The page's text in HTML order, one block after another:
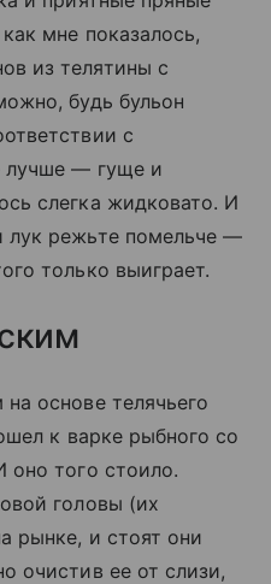
мне показалось,
из телятины с
будь бульон
с
лучше — гуще и
слегка жидковато. И
режьте помельче —
только выиграет.
основе телячьего
к варке рыбного со
оно того стоило.
головы (их
рынке, и стоят они
очистив ее от слизи,